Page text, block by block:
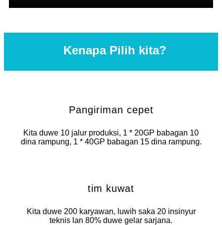
Kenapa Pilih kita?
Pangiriman cepet
Kita duwe 10 jalur produksi, 1 * 20GP babagan 10
dina rampung, 1 * 40GP babagan 15 dina rampung.
tim kuwat
Kita duwe 200 karyawan, luwih saka 20 insinyur
teknis lan 80% duwe gelar sarjana.